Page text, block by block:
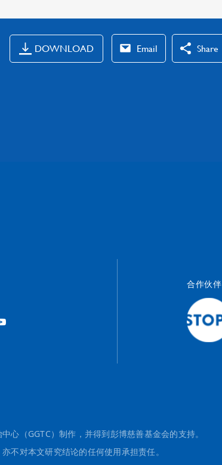
合作伙伴
心（GGTC）制作，并得到彭博慈善基金会的支持。
不对本文研究结论的任何使用承担责任。